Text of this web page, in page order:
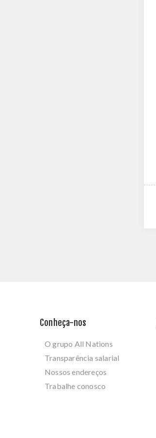
Conheça-nos
O grupo All Nations
Transparência salarial
Nossos endereços
Trabalhe conosco